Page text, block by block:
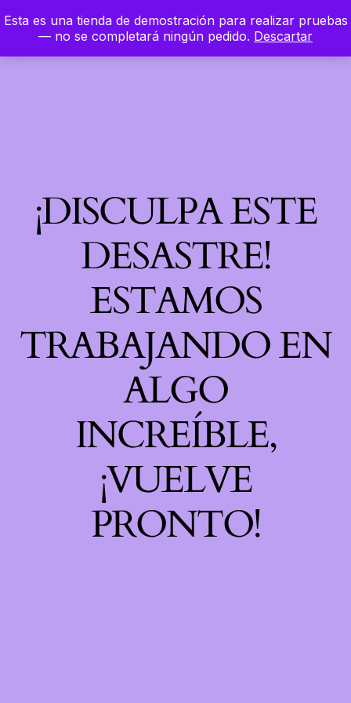
Esta es una tienda de demostración para realizar pruebas
— no se completará ningún pedido. Descartar
Hierbaloca LinkedIn
Instagram
Facebook
Acceder
¡DISCULPA ESTE
DESASTRE!
ESTAMOS
TRABAJANDO EN
ALGO
INCREÍBLE,
¡VUELVE
PRONTO!